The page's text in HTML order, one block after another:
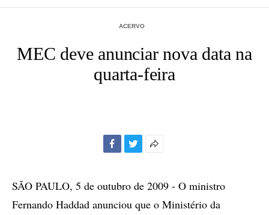
ACERVO
MEC deve anunciar nova data na
quarta-feira
compartilhamento
SÃO PAULO, 5 de outubro de 2009 - O ministro
Fernando Haddad anunciou que o Ministério da